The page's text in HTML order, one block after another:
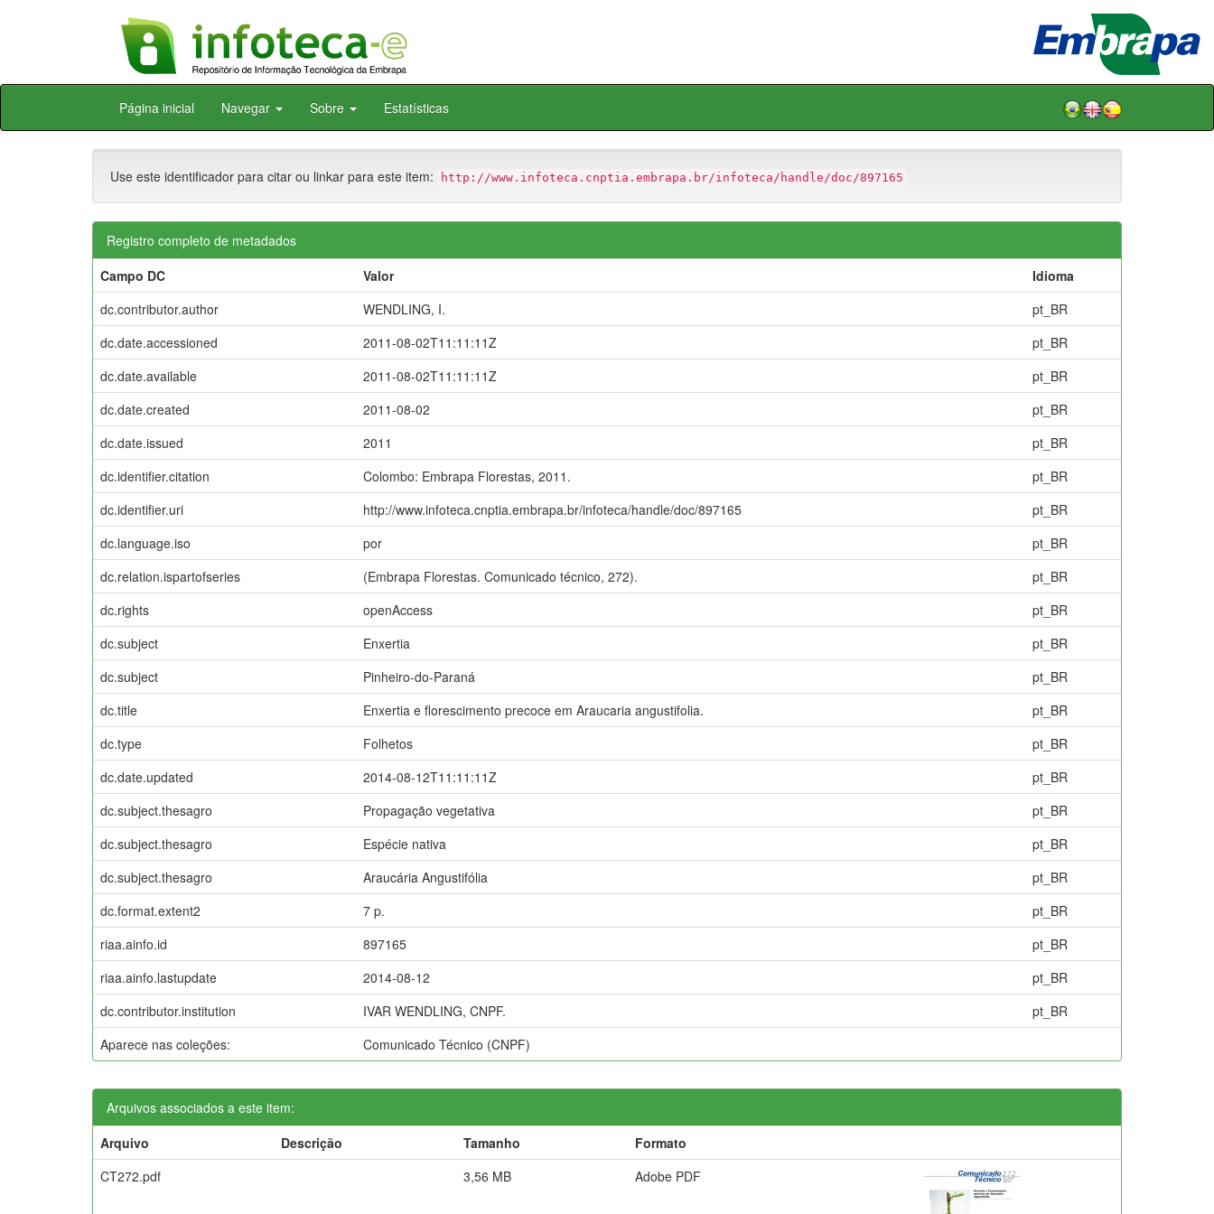
Skip
Página inicial Navegar Sobre Estatísticas
Use este identificador para citar ou linkar para este item: http://www.infoteca.cnptia.embrapa.br/infoteca/handle/doc/897165
Registro completo de metadados
Campo DC
Valor
Idioma
dc.contributor.author
WENDLING, I.
pt_BR
dc.date.accessioned
2011-08-02T11:11:11Z
pt_BR
dc.date.available
2011-08-02T11:11:11Z
pt_BR
dc.date.created
2011-08-02
pt_BR
dc.date.issued
2011
pt_BR
dc.identifier.citation
Colombo: Embrapa Florestas, 2011.
pt_BR
dc.identifier.uri
http://www.infoteca.cnptia.embrapa.br/infoteca/handle/doc/897165
pt_BR
dc.language.iso
por
pt_BR
dc.relation.ispartofseries
(Embrapa Florestas. Comunicado técnico, 272).
pt_BR
dc.rights
openAccess
pt_BR
dc.subject
Enxertia
pt_BR
dc.subject
Pinheiro-do-Paraná
pt_BR
dc.title
Enxertia e florescimento precoce em Araucaria angustifolia.
pt_BR
dc.type
Folhetos
pt_BR
dc.date.updated
2014-08-12T11:11:11Z
pt_BR
dc.subject.thesagro
Propagação vegetativa
pt_BR
dc.subject.thesagro
Espécie nativa
pt_BR
dc.subject.thesagro
Araucária Angustifólia
pt_BR
dc.format.extent2
7 p.
pt_BR
riaa.ainfo.id
897165
pt_BR
riaa.ainfo.lastupdate
2014-08-12
pt_BR
dc.contributor.institution
IVAR WENDLING, CNPF.
pt_BR
Aparece nas coleções:
Comunicado Técnico (CNPF)
Arquivos associados a este item:
Arquivo
Descrição Tamanho
Formato
CT272.pdf
3,56 MB Adobe PDF